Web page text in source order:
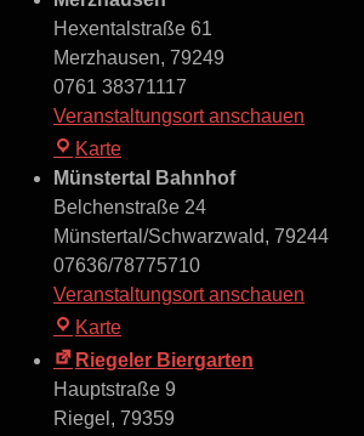
Hexentalstraße 61
Merzhausen, 79249
0761 38371117
Veranstaltungsort anschauen
Karte
Münstertal Bahnhof
Belchenstraße 24
Münstertal/Schwarzwald, 79244
07636/78775710
Veranstaltungsort anschauen
Karte
Bahnhof
Riegeler Biergarten
Hauptstraße 9
Riegel , 79359